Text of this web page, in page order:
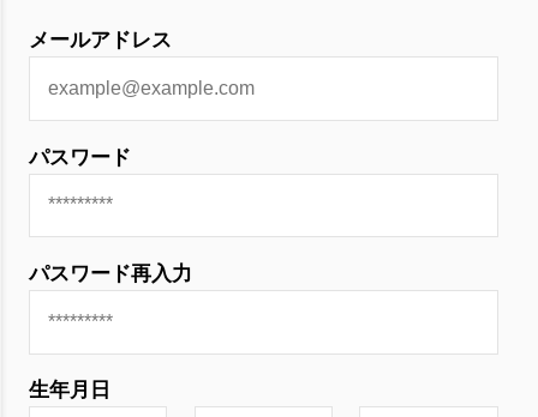
メールアドレス
パスワード
パスワード再入力
生年月日